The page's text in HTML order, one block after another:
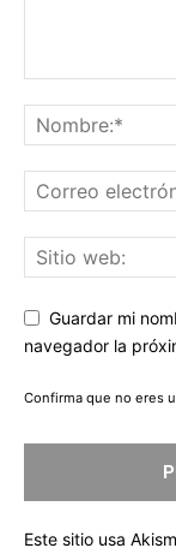
Guardar mi
navegador la
Confirma que no eres
Este sitio usa